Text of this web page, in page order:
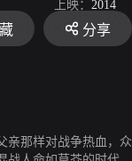
源 关亚军上映： 2014
分享
那样对战争热血，